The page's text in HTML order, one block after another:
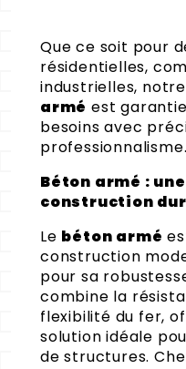
Que ce soit pour
résidentielles,
industrielles,
armé est
besoins avec
professionnalisme.
Béton armé :
construction
Le béton armé
construction
pour sa
combine la
flexibilité du fer,
solution idéale
de structures.